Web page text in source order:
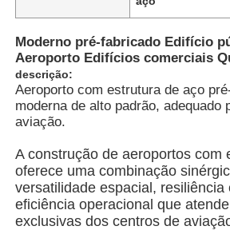
Quem Somos
Fábrica
Controle de Qualidade
Fale Conosco
Moderno pré-fabricado Edifício
Aeroporto Edifícios comerciais
descrição:
Aeroporto com estrutura de aço
moderna de alto padrão, adequado
aviação.
A construção de aeroportos com
oferece uma combinação
versatilidade espacial, resiliência
eficiência operacional que
exclusivas dos centros de